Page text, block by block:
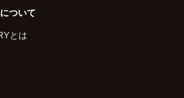
ついて
とは